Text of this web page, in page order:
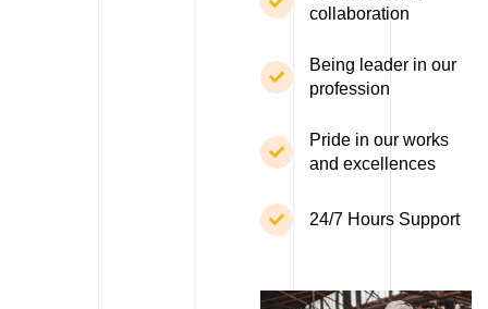
collaboration
Being leader in our
profession
Pride in our works
and excellences
24/7 Hours Support